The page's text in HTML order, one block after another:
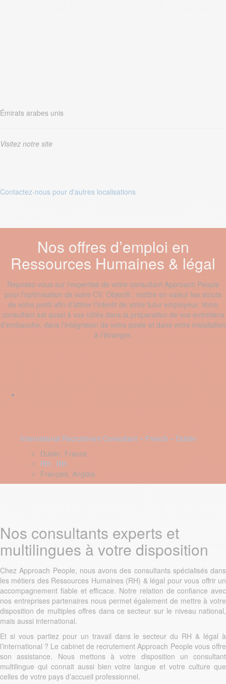
Émirats arabes unis
Visitez notre site
Contactez-nous pour d'autres localisations
Nos offres d’emploi en
Ressources Humaines & légal
Reposez-vous sur l’expertise de votre consultant Approach People
pour l’optimisation de votre CV. Objectif : mettre en valeur les atouts
de votre profil afin d’attirer l’intérêt de votre futur employeur. Votre
consultant est aussi à vos côtés dans la préparation de vos entretiens
d’embauche, dans l’intégration de votre poste et dans votre installation
à l’étranger.
International Recruitment Consultant – French – Dublin
Dublin, France
RH , RH
Français, Anglais
Nos consultants experts et
multilingues à votre disposition
Chez Approach People, nous avons des consultants spécialisés dans
les métiers des Ressources Humaines (RH) & légal pour vous offrir un
accompagnement fiable et efficace. Notre relation de confiance avec
nos entreprises partenaires nous permet également de mettre à votre
disposition de multiples offres dans ce secteur sur le niveau national,
mais aussi international.
Et si vous partiez pour un travail dans le secteur du RH & légal à
l’international ? Le cabinet de recrutement Approach People vous offre
son assistance. Nous mettons à votre disposition un consultant
multilingue qui connait aussi bien votre langue et votre culture que
celles de votre pays d’accueil professionnel.